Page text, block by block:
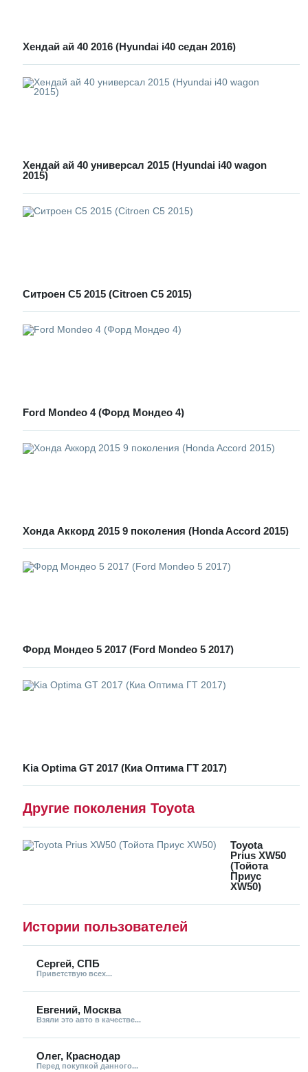
Хендай ай 40 2016 (Hyundai i40 седан 2016)
Хендай ай 40 универсал 2015 (Hyundai i40 wagon
2015)
Ситроен С5 2015 (Citroen C5 2015)
Ford Mondeo 4 (Форд Мондео 4)
Хонда Аккорд 2015 9 поколения (Honda Accord 2015)
Форд Мондео 5 2017 (Ford Mondeo 5 2017)
Kia Optima GT 2017 (Киа Оптима ГТ 2017)
Другие поколения Toyota
Toyota
Prius XW50
(Тойота
Приус
XW50)
Истории пользователей
Сергей, СПБ
Приветствую всех...
Евгений, Москва
Взяли это авто в качестве...
Олег, Краснодар
Перед покупкой данного...